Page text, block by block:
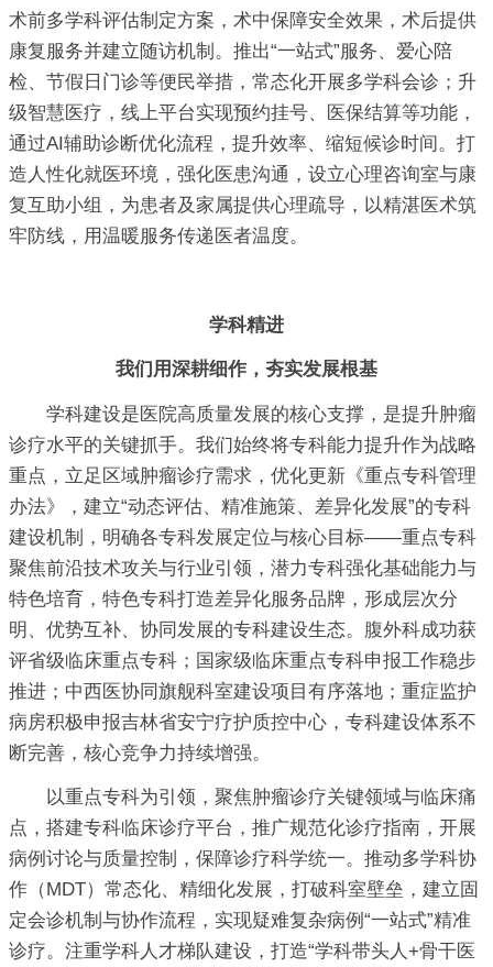
术前多学科评估制定方案，术中保障安全效果，术后提供
康复服务并建立随访机制。推出“一站式”服务、爱心陪
检、节假日门诊等便民举措，常态化开展多学科会诊；升
级智慧医疗，线上平台实现预约挂号、医保结算等功能，
通过AI辅助诊断优化流程，提升效率、缩短候诊时间。打
造人性化就医环境，强化医患沟通，设立心理咨询室与康
复互助小组，为患者及家属提供心理疏导，以精湛医术筑
牢防线，用温暖服务传递医者温度。
学科精进
我们用深耕细作，夯实发展根基
学科建设是医院高质量发展的核心支撑，是提升肿瘤
诊疗水平的关键抓手。我们始终将专科能力提升作为战略
重点，立足区域肿瘤诊疗需求，优化更新《重点专科管理
办法》，建立“动态评估、精准施策、差异化发展”的专科
建设机制，明确各专科发展定位与核心目标——重点专科
聚焦前沿技术攻关与行业引领，潜力专科强化基础能力与
特色培育，特色专科打造差异化服务品牌，形成层次分
明、优势互补、协同发展的专科建设生态。腹外科成功获
评省级临床重点专科；国家级临床重点专科申报工作稳步
推进；中西医协同旗舰科室建设项目有序落地；重症监护
病房积极申报吉林省安宁疗护质控中心，专科建设体系不
断完善，核心竞争力持续增强。
以重点专科为引领，聚焦肿瘤诊疗关键领域与临床痛
点，搭建专科临床诊疗平台，推广规范化诊疗指南，开展
病例讨论与质量控制，保障诊疗科学统一。推动多学科协
作（MDT）常态化、精细化发展，打破科室壁垒，建立固
定会诊机制与协作流程，实现疑难复杂病例“一站式”精准
诊疗。注重学科人才梯队建设，打造“学科带头人+骨干医